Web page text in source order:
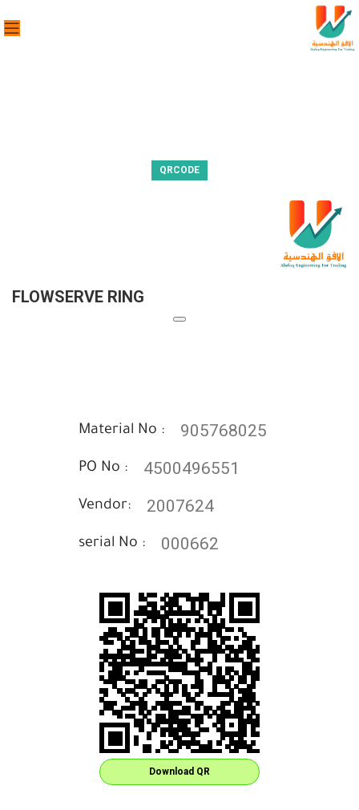
QRCODE
FLOWSERVE RING
Download QR
Material No : 905768025
PO No : 4500496551
Vendor: 2007624
serial No : 000662